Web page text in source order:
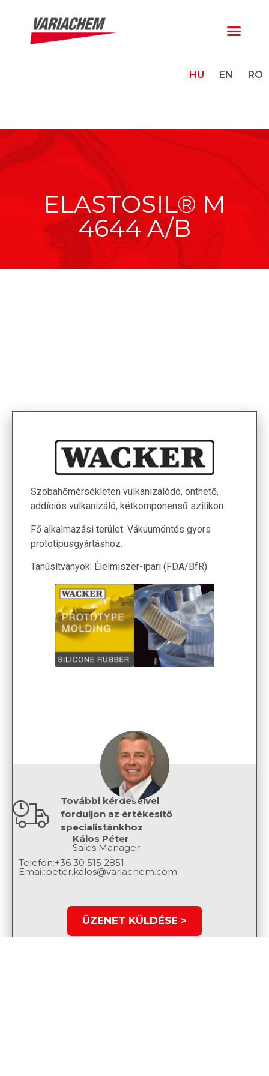
HU EN RO
ELASTOSIL® M
4644 A/B
Szobahőmérsékleten vulkanizálódó, önthető,
addíciós vulkanizáló, kétkomponensű szilikon.
Fő alkalmazási terület: Vákuumöntés gyors
prototípusgyártáshoz.
Tanúsítványok: Élelmiszer-ipari (FDA/BfR)
További kérdéseivel
forduljon az értékesítő
specialistánkhoz
Kálos Péter
Sales Manager
Telefon:+36 30 515 2851
Email:peter.kalos@variachem.com
ÜZENET KÜLDÉSE >